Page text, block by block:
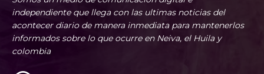
independiente que llega con las ultimas noticias del
acontecer diario de manera inmediata para mantenerlos
informados sobre lo que ocurre en Neiva, el Huila y
colombia